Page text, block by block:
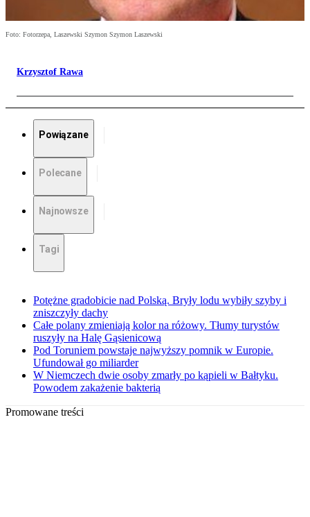
Foto: Fotorzepa, Laszewski Szymon Szymon Laszewski
Krzysztof Rawa
Powiązane
Polecane
Najnowsze
Tagi
Potężne gradobicie nad Polską. Bryły lodu wybiły szyby i
zniszczyły dachy
Całe polany zmieniają kolor na różowy. Tłumy turystów
ruszyły na Halę Gąsienicową
Pod Toruniem powstaje najwyższy pomnik w Europie.
Ufundował go miliarder
W Niemczech dwie osoby zmarły po kąpieli w Bałtyku.
Powodem zakażenie bakterią
Promowane treści